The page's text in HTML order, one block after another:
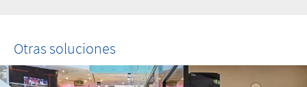
Otras soluciones